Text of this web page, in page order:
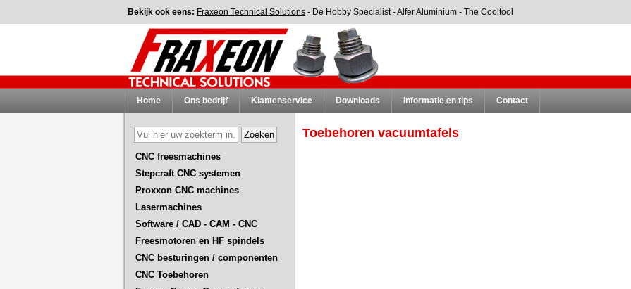
CNC freesmachines
Stepcraft CNC systemen
Proxxon CNC machines
Lasermachines
Software / CAD - CAM - CNC
Freesmotoren en HF spindels
CNC besturingen / componenten
CNC Toebehoren
Toebehoren vacuumtafels
Bekijk ook eens: Fraxeon Technical Solutions - De Hobby Specialist-Alfer Aluminium - The Cooltool
Home Ons bedrijf Klantenservice Downloads Informatie en tips Contact